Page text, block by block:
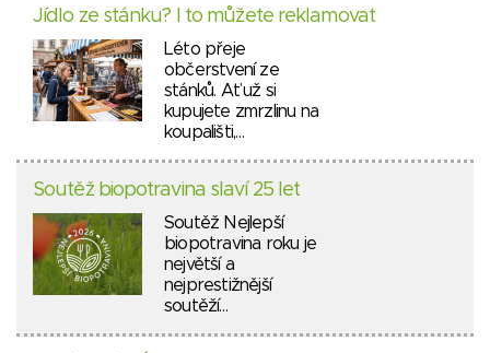
Jídlo ze stánku? I to můžete reklamovat
Léto přeje
občerstvení ze
stánků. Ať už si
kupujete zmrzlinu na
koupališti,…
Soutěž biopotravina slaví 25 let
Soutěž Nejlepší
biopotravina roku je
největší a
nejprestižnější
soutěží…